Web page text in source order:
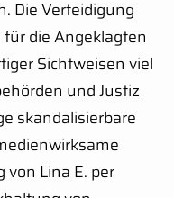
Die Verteidigung
die Angeklagten
Sichtweisen viel
und Justiz
skandalisierbare
Lina E. per